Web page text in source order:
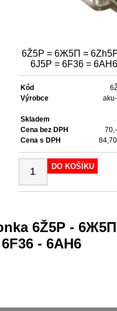
6Ž5P = 6Ж5П =
6J5P = 6F36 = 6AH6
Kód
Výrobce
Skladem
Cena bez DPH
Cena s DPH
DO KOŠÍKU
6Ž5P -
- 6AH6